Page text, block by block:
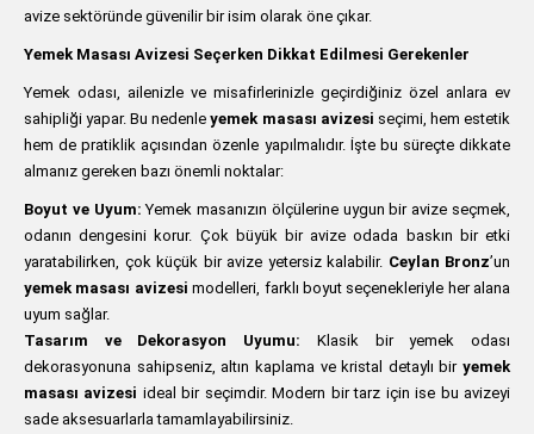
avize sektöründe güvenilir bir isim olarak öne çıkar.
Yemek Masası Avizesi Seçerken Dikkat Edilmesi Gerekenler
Yemek odası, ailenizle ve misafirlerinizle geçirdiğiniz özel anlara ev
sahipliği yapar. Bu nedenleyemek masası avizesi seçimi, hem estetik
hem de pratiklik açısından özenle yapılmalıdır. İşte bu süreçte dikkate
almanız gereken bazı önemli noktalar:
Boyut ve Uyum: Yemek masanızın ölçülerine uygun bir avize seçmek,
odanın dengesini korur. Çok büyük bir avize odada baskın bir etki
yaratabilirken, çok küçük bir avize yetersiz kalabilir. Ceylan Bronz’un
yemek masası avizesi modelleri, farklı boyut seçenekleriyle her alana
uyum sağlar.
Tasarım ve Dekorasyon Uyumu: Klasik bir yemek odası
dekorasyonuna sahipseniz, altın kaplama ve kristal detaylı bir yemek
masası avizesi ideal bir seçimdir. Modern bir tarz için ise bu avizeyi
sade aksesuarlarla tamamlayabilirsiniz.